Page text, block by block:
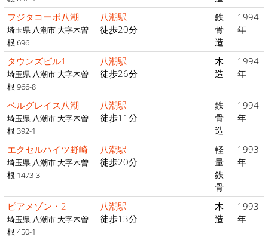
フジタコーポ八潮
埼玉県 八潮市 大字木曽
根 696
八潮駅
徒歩20分
鉄
骨
造
1994
年
タウンズビル1
埼玉県 八潮市 大字木曽
根 966-8
八潮駅
徒歩26分
木
造
1994
年
ベルグレイス八潮
埼玉県 八潮市 大字木曽
根 392-1
八潮駅
徒歩11分
鉄
骨
造
1994
年
エクセルハイツ野崎
埼玉県 八潮市 大字木曽
根 1473-3
八潮駅
徒歩20分
軽
量
鉄
骨
1993
年
ピアメゾン・2
埼玉県 八潮市 大字木曽
根 450-1
八潮駅
徒歩13分
木
造
1993
年